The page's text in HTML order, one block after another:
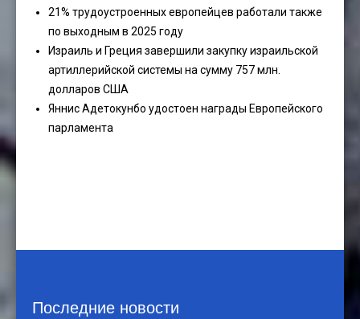
21% трудоустроенных европейцев работали также
по выходным в 2025 году
Израиль и Греция завершили закупку израильской
артиллерийской системы на сумму 757 млн.
долларов США
Яннис Адетокунбо удостоен награды Европейского
парламента
Последние новости